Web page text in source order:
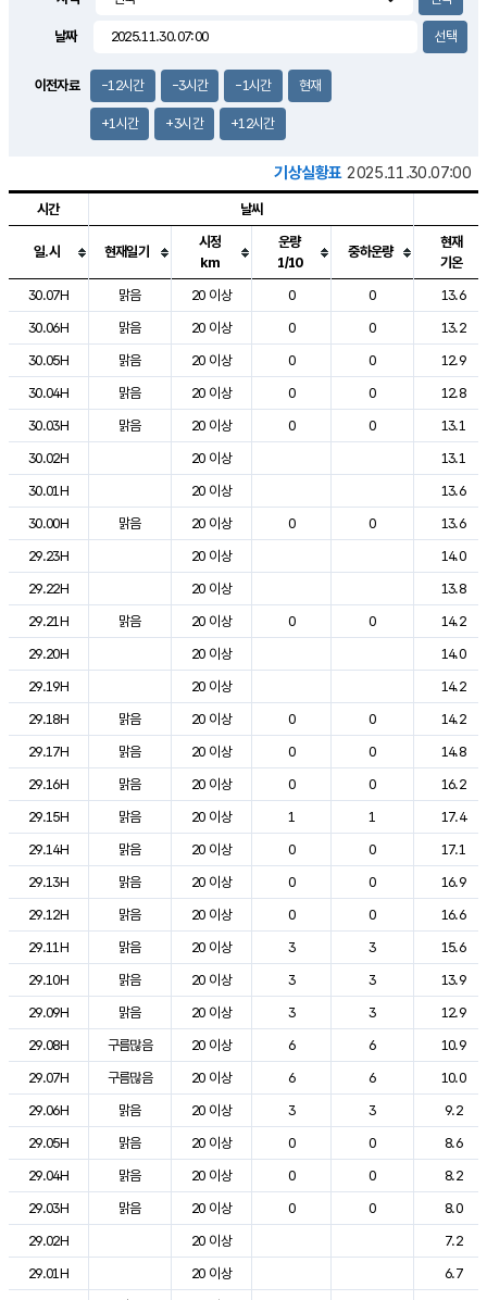
날짜
이전자료 -12시간 -3시간 -1시간 현재
+1시간 +3시간 +12시간
기상실황표 2025.11.30.07:00
도시별 기상실황표로 지점, 날씨, 기온, 강수, 바람, 기압등을 안내한 표입
시간 날씨
일.시 현재일기
시정
km
운량
1/10
중하운량
현재
기온
30.07H
맑음 20 이상 0 0
13.6
30.06H
맑음 20 이상 0 0
13.2
30.05H
맑음 20 이상 0 0
12.9
30.04H
맑음 20 이상 0 0
12.8
30.03H
맑음 20 이상 0 0
13.1
30.02H
20 이상
13.1
30.01H
20 이상
13.6
30.00H
맑음 20 이상 0 0
13.6
29.23H
20 이상
14.0
29.22H
20 이상
13.8
29.21H
맑음 20 이상 0 0
14.2
29.20H
20 이상
14.0
29.19H
20 이상
14.2
29.18H
맑음 20 이상 0 0
14.2
29.17H
맑음 20 이상 0 0
14.8
29.16H
맑음 20 이상 0 0
16.2
29.15H
맑음 20 이상 1 1
17.4
29.14H
맑음 20 이상 0 0
17.1
29.13H
맑음 20 이상 0 0
16.9
29.12H
맑음 20 이상 0 0
16.6
29.11H
맑음 20 이상 3 3
15.6
29.10H
맑음 20 이상 3 3
13.9
29.09H
맑음 20 이상 3 3
12.9
29.08H
구름많음 20 이상 6 6
10.9
29.07H
구름많음 20 이상 6 6
10.0
29.06H
맑음 20 이상 3 3
9.2
29.05H
맑음 20 이상 0 0
8.6
29.04H
맑음 20 이상 0 0
8.2
29.03H
맑음 20 이상 0 0
8.0
29.02H
20 이상
7.2
29.01H
20 이상
6.7